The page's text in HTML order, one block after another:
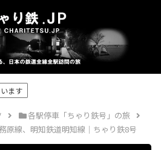
ます
各駅停車「ちゃり鉄号」の旅
原線、明知鉄道明知線｜ちゃり鉄8号